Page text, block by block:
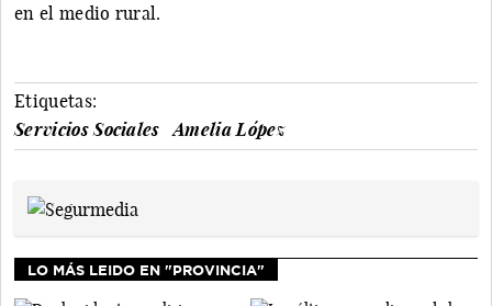
en el medio rural.
Etiquetas:
Servicios Sociales
Amelia López
LO MÁS LEIDO EN "PROVINCIA"